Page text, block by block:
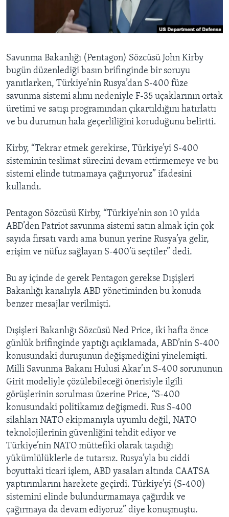
Diller
Savunma Bakanlığı (Pentagon) Sözcüsü John Kirby
bugün düzenlediği basın brifinginde bir soruyu
yanıtlarken, Türkiye’nin Rusya’dan S-400 füze
savunma sistemi alımı nedeniyle F-35 uçaklarının ortak
üretimi ve satışı programından çıkartıldığını hatırlattı
ve bu durumun hala geçerliliğini koruduğunu belirtti.
Kirby, “Tekrar etmek gerekirse, Türkiye’yi S-400
sisteminin teslimat sürecini devam ettirmemeye ve bu
sistemi elinde tutmamaya çağırıyoruz” ifadesini
kullandı.
Pentagon Sözcüsü Kirby, “Türkiye’nin son 10 yılda
ABD’den Patriot savunma sistemi satın almak için çok
sayıda fırsatı vardı ama bunun yerine Rusya’ya gelir,
erişim ve nüfuz sağlayan S-400’ü seçtiler” dedi.
Bu ay içinde de gerek Pentagon gerekse Dışişleri
Bakanlığı kanalıyla ABD yönetiminden bu konuda
benzer mesajlar verilmişti.
Dışişleri Bakanlığı Sözcüsü Ned Price, iki hafta önce
günlük brifinginde yaptığı açıklamada, ABD’nin S-400
konusundaki duruşunun değişmediğini yinelemişti.
Milli Savunma Bakanı Hulusi Akar’ın S-400 sorununun
Girit modeliyle çözülebileceği önerisiyle ilgili
görüşlerinin sorulması üzerine Price, “S-400
konusundaki politikamız değişmedi. Rus S-400
silahları NATO ekipmanıyla uyumlu değil, NATO
teknolojilerinin güvenliğini tehdit ediyor ve
Türkiye’nin NATO müttefiki olarak taşıdığı
yükümlülüklerle de tutarsız. Rusya’yla bu ciddi
boyuttaki ticari işlem, ABD yasaları altında CAATSA
yaptırımlarını harekete geçirdi. Türkiye’yi (S-400)
sistemini elinde bulundurmamaya çağırdık ve
çağırmaya da devam ediyoruz” diye konuşmuştu.